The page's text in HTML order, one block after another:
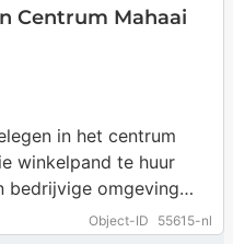
Centrum Mahaai
Object-ID 55615-nl
in het centrum
winkelpand te huur
bedrijvige omgeving
van…… more